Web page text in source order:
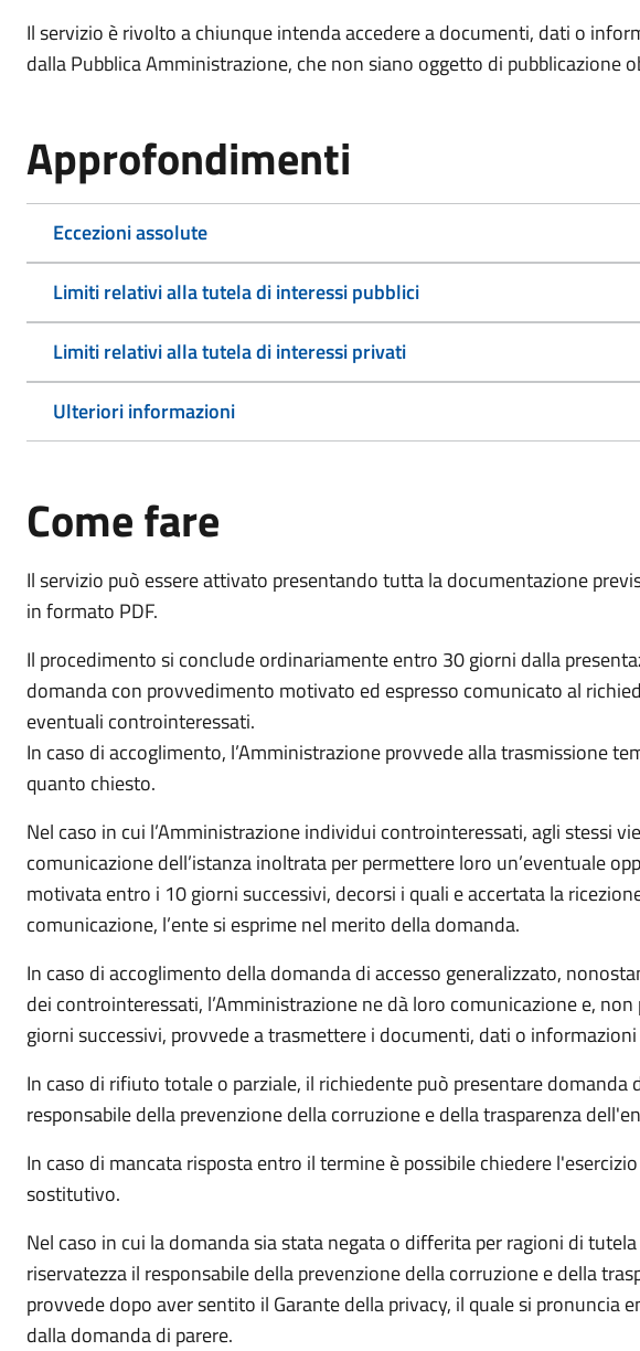
Il servizio è rivolto a chiunque intenda accedere a documenti, dati o
dalla Pubblica Amministrazione, che non siano oggetto di pubblicazione
Approfondimenti
Eccezioni assolute
Limiti relativi alla tutela di interessi pubblici
Limiti relativi alla tutela di interessi privati
Ulteriori informazioni
Come fare
Il servizio può essere attivato presentando tutta la documentazione
in formato PDF.
Il procedimento si conclude ordinariamente entro 30 giorni dalla
domanda con provvedimento motivato ed espresso comunicato al
eventuali controinteressati.
In caso di accoglimento, l’Amministrazione provvede alla trasmissione
quanto chiesto.
Nel caso in cui l’Amministrazione individui controinteressati, agli stessi
comunicazione dell’istanza inoltrata per permettere loro un’eventuale
motivata entro i 10 giorni successivi, decorsi i quali e accertata la
comunicazione, l’ente si esprime nel merito della domanda.
In caso di accoglimento della domanda di accesso generalizzato,
dei controinteressati, l’Amministrazione ne dà loro comunicazione e,
giorni successivi, provvede a trasmettere i documenti, dati o
In caso di rifiuto totale o parziale, il richiedente può presentare domanda
responsabile della prevenzione della corruzione e della trasparenza
In caso di mancata risposta entro il termine è possibile chiedere
sostitutivo.
Nel caso in cui la domanda sia stata negata o differita per ragioni di
riservatezza il responsabile della prevenzione della corruzione e della
provvede dopo aver sentito il Garante della privacy, il quale si pronuncia
dalla domanda di parere.